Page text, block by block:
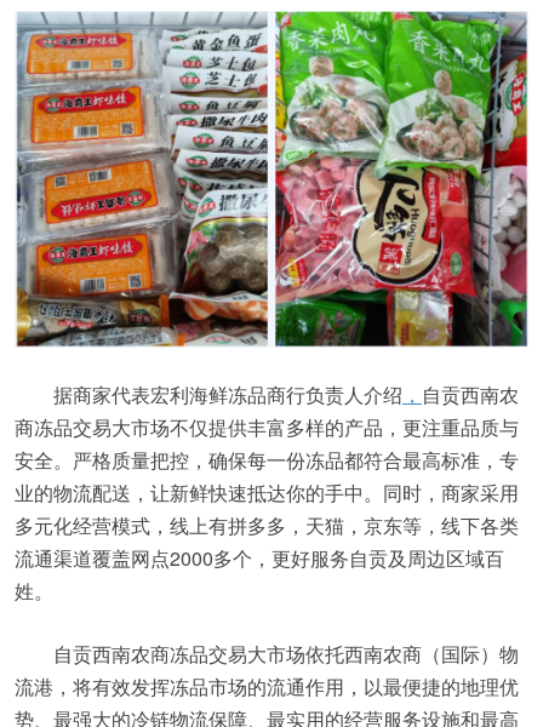
据商家代表宏利海鲜冻品商行负责人介绍 ， 自贡西南农
商冻品交易大市场不仅提供丰富多样的产品，更注重品质与
安全。严格质量把控，确保每一份冻品都符合最高标准，专
业的物流配送，让新鲜快速抵达你的手中。同时，商家采用
多元化经营模式，线上有拼多多，天猫，京东等，线下各类
流通渠道覆盖网点2000多个，更好服务自贡及周边区域百
姓。
自贡西南农商冻品交易大市场依托西南农商（国际）物
流港，将有效发挥冻品市场的流通作用，以最便捷的地理优
势、最强大的冷链物流保障、最实用的经营服务设施和最高